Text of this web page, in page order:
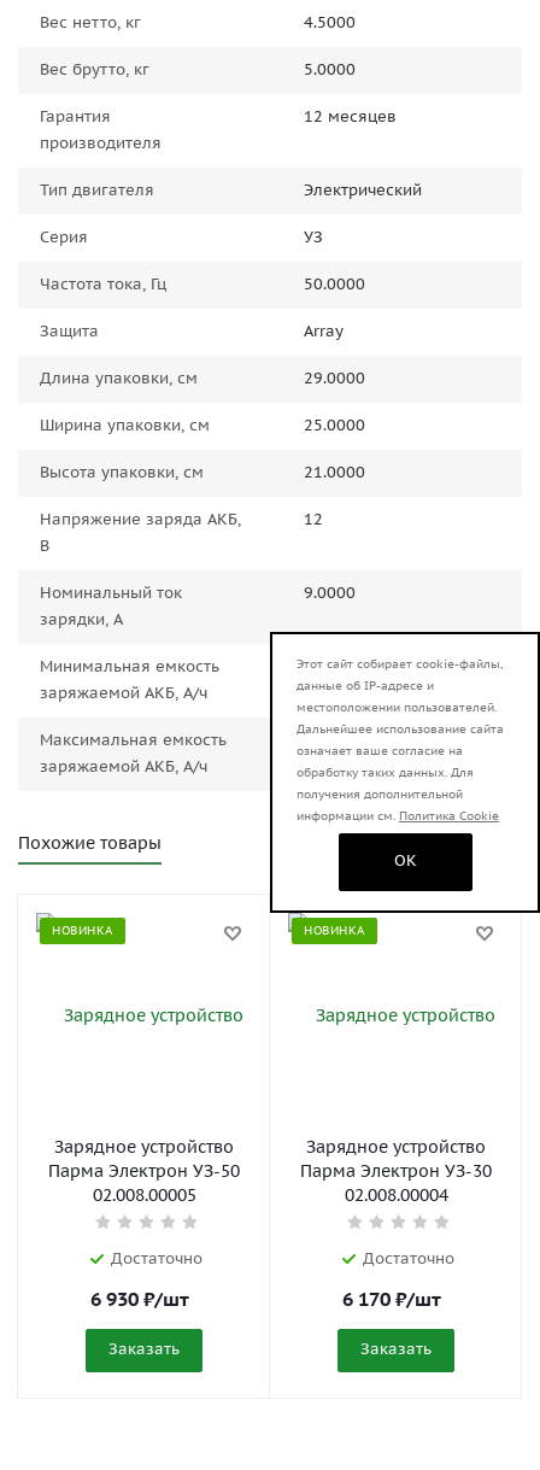
Вес нетто, кг 4.5000
Вес брутто, кг 5.0000
Гарантия
производителя
12 месяцев
Тип двигателя Электрический
Серия УЗ
Частота тока, Гц 50.0000
Защита Array
Длина упаковки, см 29.0000
Ширина упаковки, см 25.0000
Высота упаковки, см 21.0000
Напряжение заряда АКБ,
В
12
Номинальный ток
зарядки, А
9.0000
Минимальная емкость
заряжаемой АКБ, А/ч
25.0000
Максимальная емкость
заряжаемой АКБ, А/ч
75.0000
Похожие товары
НОВИНКА
Зарядное устройство
Парма Электрон УЗ-50
02.008.00005
Достаточно
6 930 ₽/шт
Заказать
НОВИНКА
Зарядное устройство
Парма Электрон УЗ-30
02.008.00004
Достаточно
6 170 ₽/шт
Заказать
Этот сайт собирает cookie-файлы,
данные об IP-адресе и
местоположении пользователей.
Дальнейшее использование сайта
означает ваше согласие на
обработку таких данных. Для
получения дополнительной
информации см. Политика Cookie
OK